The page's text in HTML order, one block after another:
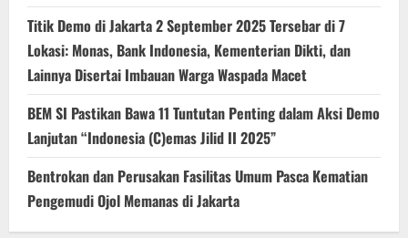
Titik Demo di Jakarta 2 September 2025 Tersebar di 7
Lokasi: Monas, Bank Indonesia, Kementerian Dikti, dan
Lainnya Disertai Imbauan Warga Waspada Macet
BEM SI Pastikan Bawa 11 Tuntutan Penting dalam Aksi Demo
Lanjutan “Indonesia (C)emas Jilid II 2025”
Bentrokan dan Perusakan Fasilitas Umum Pasca Kematian
Pengemudi Ojol Memanas di Jakarta